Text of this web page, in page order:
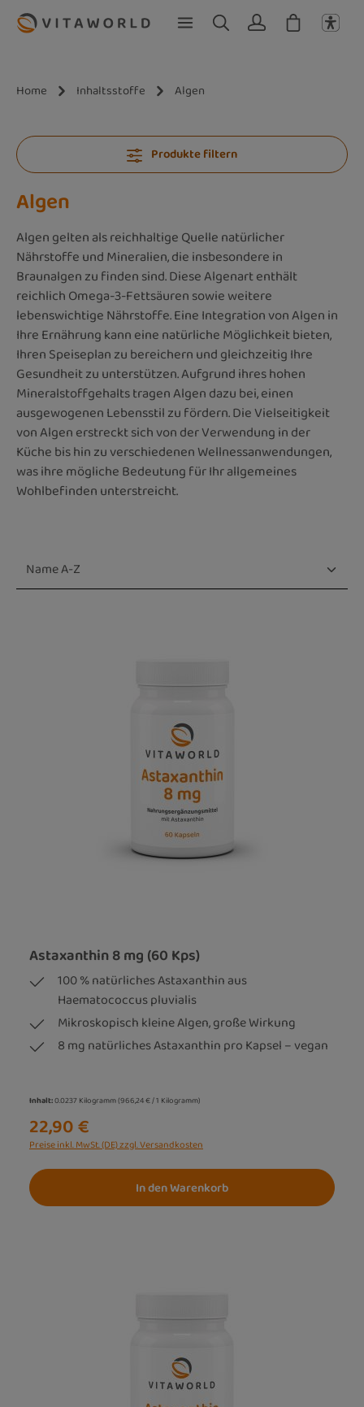
Zum Hauptinhalt springen
Home Inhaltsstoffe Algen
Produkte filtern
Algen
Algen gelten als reichhaltige Quelle natürlicher
Nährstoffe und Mineralien, die insbesondere in
Braunalgen zu finden sind. Diese Algenart enthält
reichlich Omega-3-Fettsäuren sowie weitere
lebenswichtige Nährstoffe. Eine Integration von Algen in
Ihre Ernährung kann eine natürliche Möglichkeit bieten,
Ihren Speiseplan zu bereichern und gleichzeitig Ihre
Gesundheit zu unterstützen. Aufgrund ihres hohen
Mineralstoffgehalts tragen Algen dazu bei, einen
ausgewogenen Lebensstil zu fördern. Die Vielseitigkeit
von Algen erstreckt sich von der Verwendung in der
Küche bis hin zu verschiedenen Wellnessanwendungen,
was ihre mögliche Bedeutung für Ihr allgemeines
Wohlbefinden unterstreicht.
Astaxanthin 8 mg (60 Kps)
100 % natürliches Astaxanthin aus
Haematococcus pluvialis
Mikroskopisch kleine Algen, große Wirkung
8 mg natürliches Astaxanthin pro Kapsel – vegan
Inhalt:0.0237 Kilogramm(966,24 € / 1 Kilogramm)
22,90 €
Preise inkl. MwSt. (DE) zzgl. Versandkosten
In den Warenkorb